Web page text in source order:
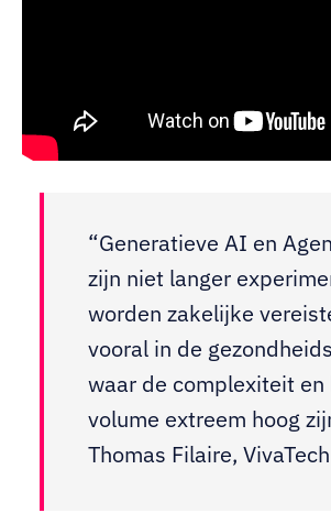
“Generatieve AI en
zijn niet langer
worden zakelijke
vooral in de
waar de complexiteit en
volume extreem hoog
Thomas Filaire,